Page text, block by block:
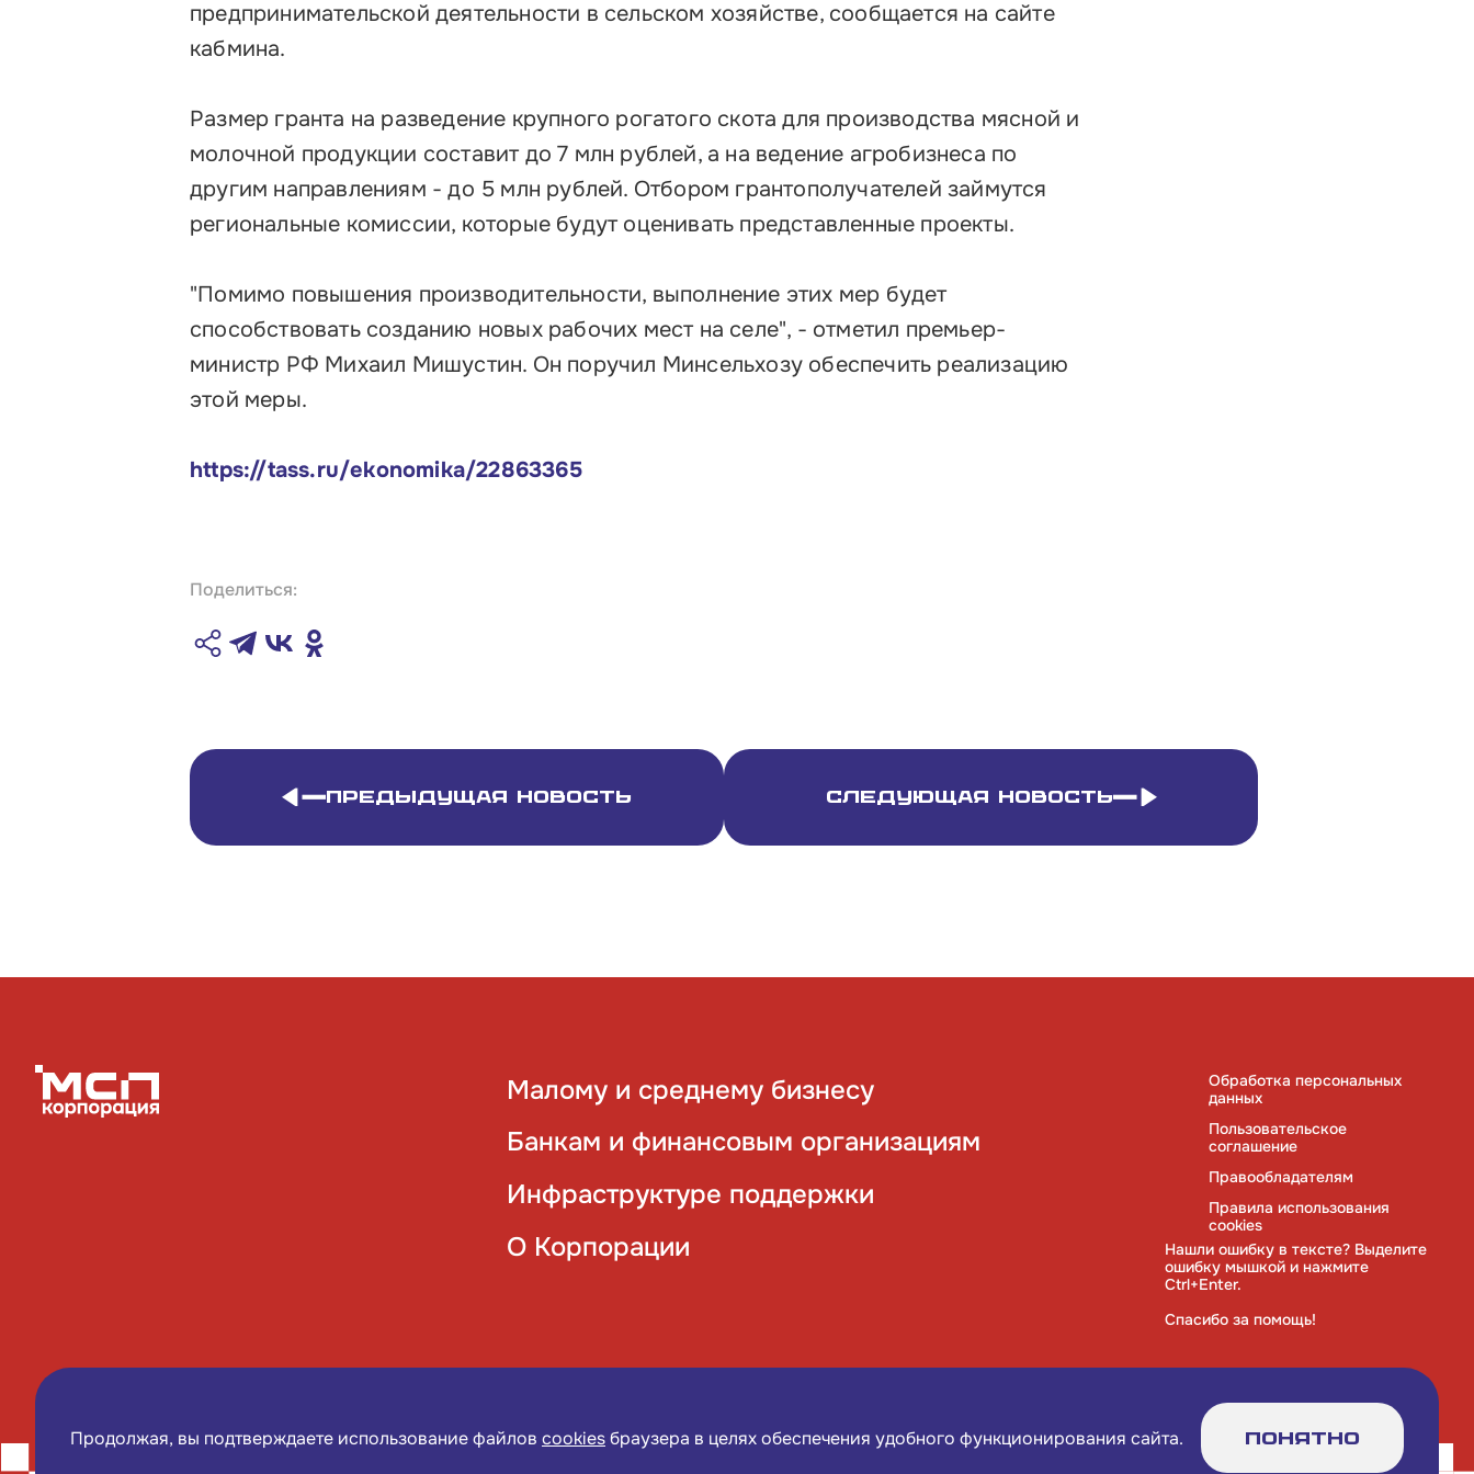
Контакты
Соцсети
Обучение
туризма
Факторинг для бизнеса
Старт в бизнес для молодых
предпринимательской деятельности в сельском хозяйстве, сообщается на сайте
кабмина.
Размер гранта на разведение крупного рогатого скота для производства мясной и
молочной продукции составит до 7 млн рублей, а на ведение агробизнеса по
другим направлениям - до 5 млн рублей. Отбором грантополучателей займутся
региональные комиссии, которые будут оценивать представленные проекты.
"Помимо повышения производительности, выполнение этих мер будет
способствовать созданию новых рабочих мест на селе", - отметил премьер-
министр РФ Михаил Мишустин. Он поручил Минсельхозу обеспечить реализацию
этой меры.
https://tass.ru/ekonomika/22863365
Поделиться:
Предыдущая новость Следующая новость
Малому и среднему бизнесу
Банкам и финансовым организациям
Инфраструктуре поддержки
О Корпорации
Обработка персональных
данных
Пользовательское
соглашение
Правообладателям
Правила использования
cookies
Нашли ошибку в тексте? Выделите
ошибку мышкой и нажмите
Ctrl+Enter.
Спасибо за помощь!
Продолжая, вы подтверждаете использование файлов cookiesбраузера в целях обеспечения удобного функционирования сайта. Понятно